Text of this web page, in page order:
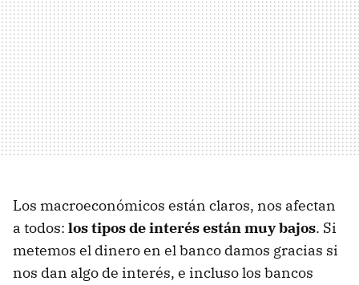
Los macroeconómicos están claros, nos afectan
a todos: los tipos de interés están muy bajos. Si
metemos el dinero en el banco damos gracias si
nos dan algo de interés, e incluso los bancos